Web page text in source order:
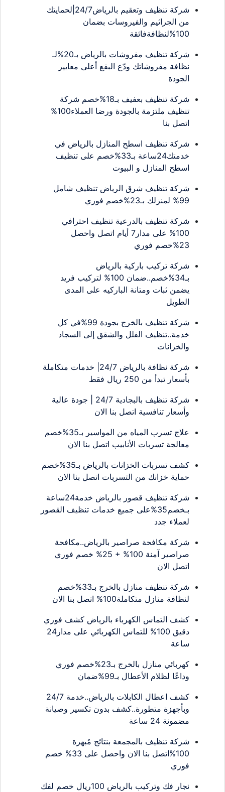
شركة تنظيف وتعقيم بالرياض24/7|لحمايتك
من الجراثيم والفيروسات بضمان
100%لنظافةفائقة
شركة تنظيف مفروشات بالرياض بـ20%لـ
نظافة مفروشاتك ودّع البقع أعلى معايير
الجودة
شركة تنظيف بعفيف بـ18%خصم شركة
تنظيف ملتزمة بالجودة ورضا العملاء100%
اتصل بنا
شركة تنظيف اسطح المنازل بالرياض في
خدمتك24ساعة بـ33%خصم على تنظيف
اسطح المنازل و البيوت
شركة تنظيف شرق الرياض تنظيف شامل
99% لمنزلك بـ23%خصم فوري
شركة تنظيف بالدرعية تنظيف احترافي
100% على مدار7 أيام اتصل واحصل
23%خصم فوري
شركة تركيب باركية بالرياض
بـ34%خصم..ضمان 100% لتركيب فريد
يضمن ثبات ومتانة الباركيه على المدى
الطويل
شركة تنظيف بالخرج بجودة 99%في كل
خدمة..تنظيف الفلل والشقق إلى السجاد
والخزانات
شركة نظافة بالرياض 24/7| خدمات متكاملة
بأسعار تبدأ من 250 ريال فقط
شركة تنظيف بالبجادية 24/7 | جودة عالية
وأسعار تنافسية اتصل بنا الان
علاج تسرب المياه من المواسير بـ35%خصم
معالجة تسربات الأنابيب اتصل بنا الان
كشف تسربات الخزانات بالرياض بـ35%خصم
حماية خزانك من التسربات اتصل بنا الان
شركة تنظيف قصور بالرياض خدمة24ساعة
بـخصم35%على جميع خدمات تنظيف القصور
لعملاء جدد
شركة مكافحة صراصير بالرياض..مكافحة
صراصير آمنة 100% + 25% خصم فوري
اتصل الان
شركة تنظيف منازل بالخرج بـ33%خصم
لنظافة منازل متكاملة100% اتصل بنا الان
كشف التماس الكهرباء بالرياض كشف فوري
دقيق 100% للتماس الكهربائي على مدار24
ساعة
كهربائي منازل بالخرج بـ23%خصم فوري
وداعًا لظلام الأعطال بـ99%ضمان
كشف اعطال الكابلات بالرياض..خدمة 24/7
وبأجهزة متطورة..كشف بدون تكسير وصيانة
مضمونة 24 ساعة
شركة تنظيف بالمجمعة بنتائج مُبهرة
100%اتصل بنا الان واحصل على 33% خصم
فوري
نجار فك وتركيب بالرياض 100ريال خصم لفك